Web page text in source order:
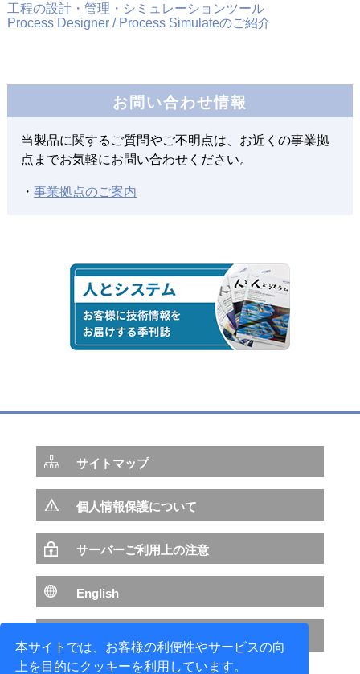
本サイトでは、お客様の利便性やサービスの向
上を目的にクッキーを利用しています。
工程の設計・管理・シミュレーションツール
Process Designer / Process Simulateのご紹介
お問い合わせ情報
当製品に関するご質問やご不明点は、お近くの事業拠
点までお気軽にお問い合わせください。
・事業拠点のご案内
サイトマップ
個人情報保護について
サーバーご利用上の注意
English
NTTデータ サイトへ